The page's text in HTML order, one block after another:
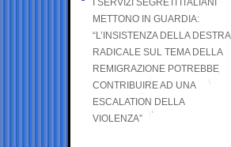
I SERVIZI SEGRETI ITALIANI
METTONO IN GUARDIA:
“L’INSISTENZA DELLA DESTRA
RADICALE SUL TEMA DELLA
REMIGRAZIONE POTREBBE
CONTRIBUIRE AD UNA
ESCALATION DELLA
VIOLENZA”